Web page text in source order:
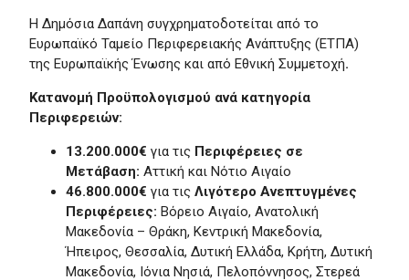
Η Δημόσια Δαπάνη συγχρηματοδοτείται από το
Ευρωπαϊκό Ταμείο Περιφερειακής Ανάπτυξης (ΕΤΠΑ)
της Ευρωπαϊκής Ένωσης και από Εθνική Συμμετοχή.
Κατανομή Προϋπολογισμού ανά κατηγορία
Περιφερειών:
13.200.000€ για τις Περιφέρειες σε
Μετάβαση:Αττική και Νότιο Αιγαίο
46.800.000€ για τιςΛιγότερο Ανεπτυγμένες
Περιφέρειες:Βόρειο Αιγαίο, Ανατολική
Μακεδονία – Θράκη, Κεντρική Μακεδονία,
Ήπειρος, Θεσσαλία, Δυτική Ελλάδα, Κρήτη, Δυτική
Μακεδονία, Ιόνια Νησιά, Πελοπόννησος, Στερεά